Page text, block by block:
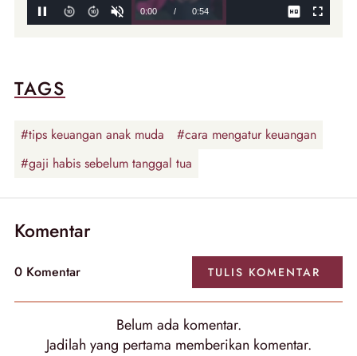
TAGS
#tips keuangan anak muda
#cara mengatur keuangan
#gaji habis sebelum tanggal tua
Komentar
0 Komentar TULIS KOMENTAR
Belum ada komentar.
Jadilah yang pertama memberikan komentar.